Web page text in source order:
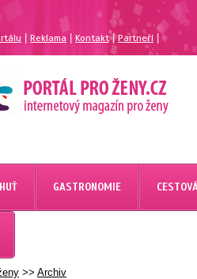
Reklama Kontakt| Partneří
PRO ŽENY
PRO ŽENY.CZ
GASTRONOMIE
>> Archiv